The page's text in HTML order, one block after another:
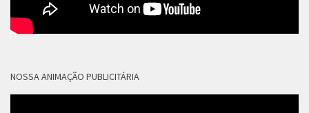
NOSSA ANIMAÇÃO PUBLICITÁRIA